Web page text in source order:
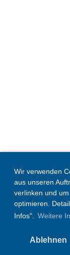
Wir verwenden
aus unseren
verlinken und
optimieren.
Infos". Weitere
Ablehnen